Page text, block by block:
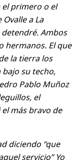
el primero o el
a La
Ambos
hermanos. El que
la tierra los
su techo,
Pablo Muñoz
el
más bravo de
diciendo “que
servicio” Yo